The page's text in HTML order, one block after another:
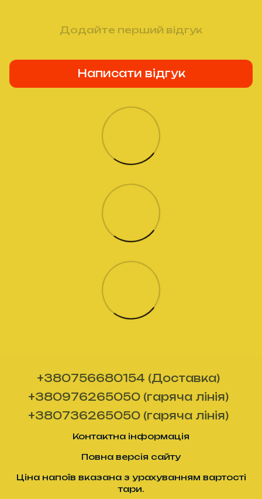
Додайте перший відгук
Написати відгук
+380756680154 (Доставка)
+380976265050 (гаряча лінія)
+380736265050 (гаряча лінія)
Контактна інформація
Повна версія сайту
Ціна напоїв вказана з урахуванням вартості
тари.